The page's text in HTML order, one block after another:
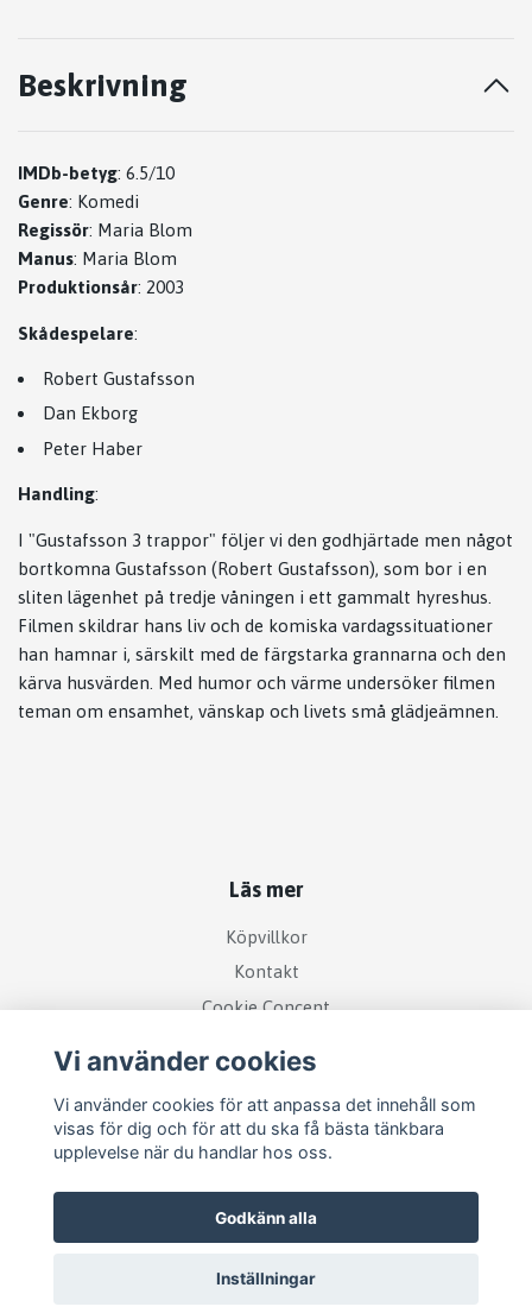
Beskrivning
IMDb-betyg: 6.5/10
Genre: Komedi
Regissör: Maria Blom
Manus: Maria Blom
Produktionsår: 2003
Skådespelare:
Robert Gustafsson
Dan Ekborg
Peter Haber
Handling:
I "Gustafsson 3 trappor" följer vi den godhjärtade men något
bortkomna Gustafsson (Robert Gustafsson), som bor i en
sliten lägenhet på tredje våningen i ett gammalt hyreshus.
Filmen skildrar hans liv och de komiska vardagssituationer
han hamnar i, särskilt med de färgstarka grannarna och den
kärva husvärden. Med humor och värme undersöker filmen
teman om ensamhet, vänskap och livets små glädjeämnen.
Läs mer
Köpvillkor
Kontakt
Cookie Concent
© 2026 RetroDisk
Vi använder cookies
Vi använder cookies för att anpassa det innehåll som
visas för dig och för att du ska få bästa tänkbara
upplevelse när du handlar hos oss.
Godkänn alla
Inställningar